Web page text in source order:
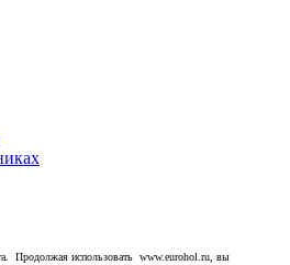
Продолжая использовать www.eurohol.ru, вы